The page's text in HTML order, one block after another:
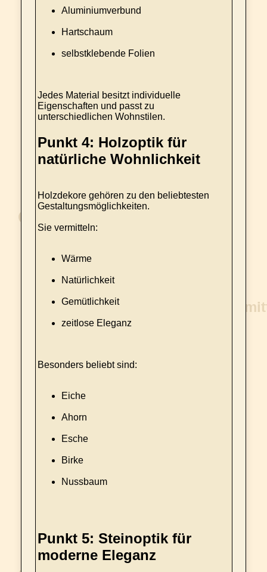
Aluminiumverbund
Hartschaum
selbstklebende Folien
Jedes Material besitzt individuelle
Eigenschaften und passt zu
unterschiedlichen Wohnstilen.
Punkt 4: Holzoptik für
natürliche Wohnlichkeit
Holzdekore gehören zu den beliebtesten
Gestaltungsmöglichkeiten.
Sie vermitteln:
Wärme
Natürlichkeit
Gemütlichkeit
zeitlose Eleganz
Besonders beliebt sind:
Eiche
Ahorn
Esche
Birke
Nussbaum
Punkt 5: Steinoptik für
moderne Eleganz